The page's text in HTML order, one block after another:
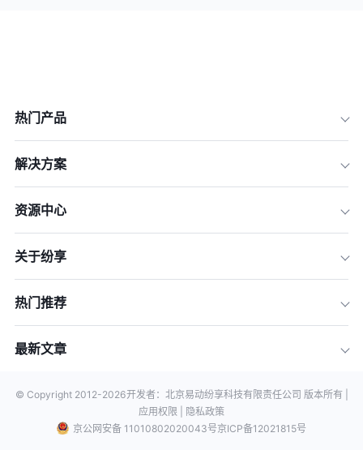
热门产品
解决方案
资源中心
关于纷享
热门推荐
最新文章
© Copyright 2012-2026开发者：北京易动纷享科技有限责任公司 版本所有 |
应用权限 |
隐私政策
京公网安备 11010802020043号京ICP备12021815号